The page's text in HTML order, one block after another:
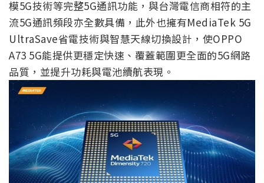
模5G技術等完整5G通訊功能，與台灣電信商相符的主
流5G通訊頻段亦全數具備，此外也擁有MediaTek 5G
UltraSave省電技術與智慧天線切換設計，使OPPO
A73 5G能提供更穩定快速、覆蓋範圍更全面的5G網路
品質，並提升功耗與電池續航表現。